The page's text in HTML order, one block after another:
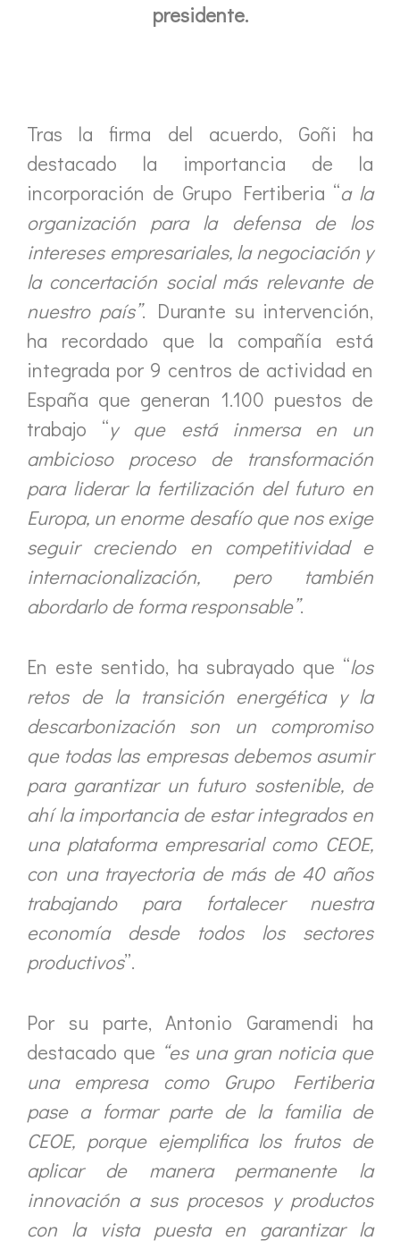
presidente.
Tras la firma del acuerdo, Goñi ha
destacado la importancia de la
incorporación de Grupo Fertiberia “a la
organización para la defensa de los
intereses empresariales, la negociación y
la concertación social más relevante de
nuestro país”. Durante su intervención,
ha recordado que la compañía está
integrada por 9 centros de actividad en
España que generan 1.100 puestos de
trabajo “y que está inmersa en un
ambicioso proceso de transformación
para liderar la fertilización del futuro en
Europa, un enorme desafío que nos exige
seguir creciendo en competitividad e
internacionalización, pero también
abordarlo de forma responsable”.
En este sentido, ha subrayado que “los
retos de la transición energética y la
descarbonización son un compromiso
que todas las empresas debemos asumir
para garantizar un futuro sostenible, de
ahí la importancia de estar integrados en
una plataforma empresarial como CEOE,
con una trayectoria de más de 40 años
trabajando para fortalecer nuestra
economía desde todos los sectores
productivos”.
Por su parte, Antonio Garamendi ha
destacado que “es una gran noticia que
una empresa como Grupo Fertiberia
pase a formar parte de la familia de
CEOE, porque ejemplifica los frutos de
aplicar de manera permanente la
innovación a sus procesos y productos
con la vista puesta en garantizar la